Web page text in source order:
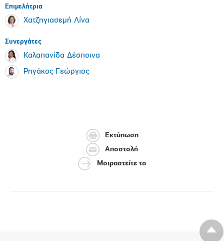
Επιμελήτρια
Χατζηγιασεμή Λίνα
Συνεργάτες
Καλαπανίδα Δέσποινα
Ρηγάκος Γεώργιος
Εκτύπωση
Αποστολή
Μοιραστείτε το